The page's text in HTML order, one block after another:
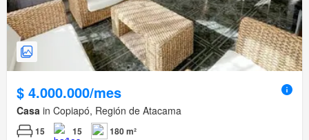
$ 4.000.000/mes
Casa in Copiapó, Región de Atacama
15 15 180 m²